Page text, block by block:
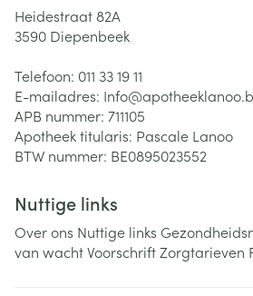
Heidestraat 82A
3590 Diepenbeek
Telefoon: 011 33 19 11
E-mailadres: Info@
APB nummer: 711105
Apotheek titularis: Pascale Lanoo
BTW nummer: BE0895023552
Nuttige links
Over ons Nuttige links
van wachtVoorschriftZorgtarieven